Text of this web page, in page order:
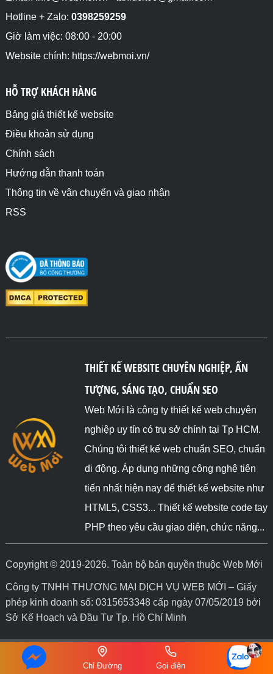
Hotline + Zalo: 0398259259
Giờ làm việc: 08:00 - 20:00
Website chính: https://webmoi.vn/
HỖ TRỢ KHÁCH HÀNG
Bảng giá thiết kế website
Điều khoản sử dụng
Chính sách
Hướng dẫn thanh toán
Thông tin về vận chuyển và giao nhận
RSS
THIẾT KẾ WEBSITE CHUYÊN NGHIỆP, ẤN
TƯỢNG, SÁNG TẠO, CHUẨN SEO
Web Mới là công ty thiết kế web chuyên
nghiệp uy tín có trụ sở chính tại Tp HCM.
Chúng tôi thiết kế web chuẩn SEO, chuẩn
di động. Áp dụng những công nghệ tiên
tiến nhất hiện nay để thiết kế website như
HTML5, CSS3... Thiết kế website code tay
PHP theo yêu cầu giao diện, chức năng...
Copyright © 2019-2026. Toàn bộ bản quyền thuộc Web Mới
Công ty TNHH THƯƠNG MẠI DỊCH VỤ WEB MỚI – Giấy
phép kinh doanh số: 0315653348 cấp ngày 07/05/2019 bởi
Sở Kế Hoạch và Đầu Tư Tp. Hồ Chí Minh
Chỉ Đường Gọi điện